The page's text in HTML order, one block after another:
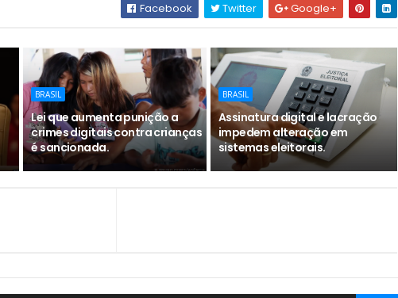
Facebook Twitter Google+
BRASIL
Lei que aumenta punição a
crimes digitais contra crianças
é sancionada.
BRASIL
Assinatura digital e lacração
impedem alteração em
sistemas eleitorais.